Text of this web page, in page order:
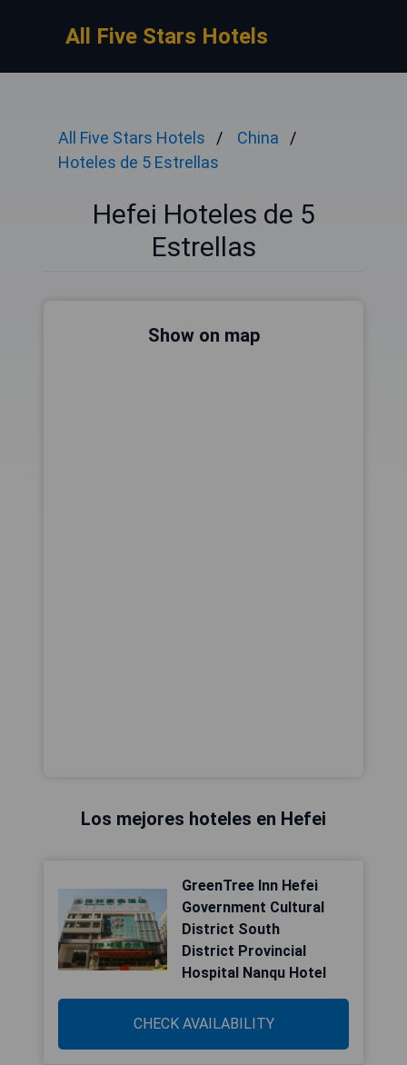
All Five Stars Hotels
All Five Stars Hotels
China
Hoteles de 5 Estrellas
Hefei Hoteles de 5
Estrellas
Show on map
Los mejores hoteles en Hefei
GreenTree Inn Hefei
Government Cultural
District South
District Provincial
Hospital Nanqu Hotel
CHECK AVAILABILITY